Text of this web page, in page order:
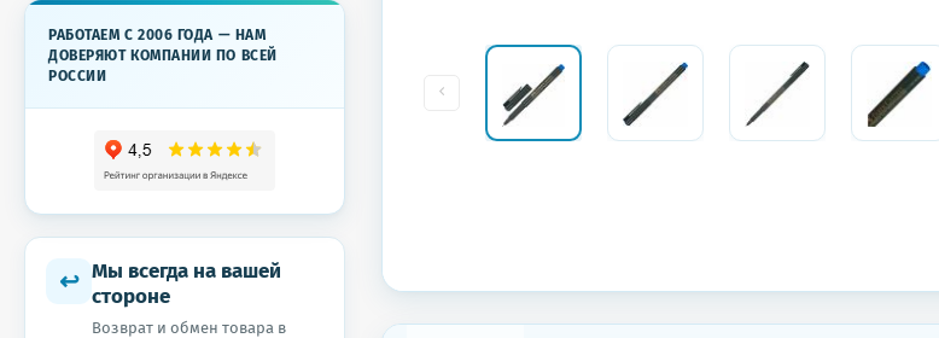
РАБОТАЕМ С 2006 ГОДА — НАМ
ДОВЕРЯЮТ КОМПАНИИ ПО ВСЕЙ
РОССИИ
↩ Мы всегда на вашей
стороне
Возврат и обмен товара в